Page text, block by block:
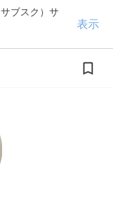
ブスク）サ
表示